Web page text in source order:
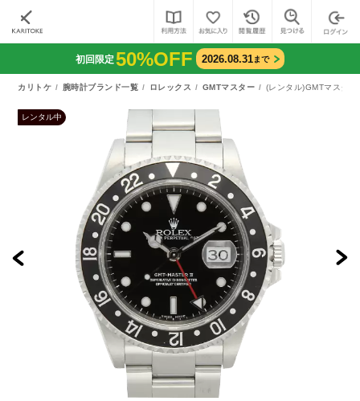
初回限定50%OFF 2026.08.31まで
カリトケ 腕時計ブランド一覧 ロレックス GMTマスター (レンタル)GMTマスタ
レンタル中